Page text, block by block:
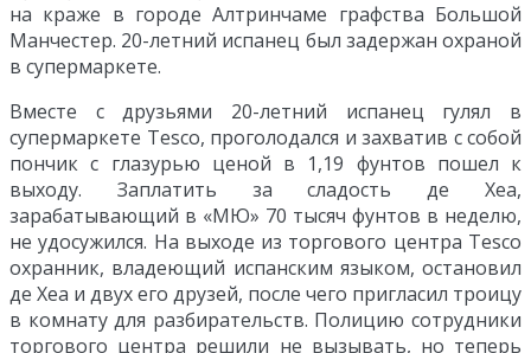
на краже в городе Алтринчаме графства Большой
Манчестер. 20-летний испанец был задержан охраной
в супермаркете.
Вместе с друзьями 20-летний испанец гулял в
супермаркете Tesco, проголодался и захватив с собой
пончик с глазурью ценой в 1,19 фунтов пошел к
выходу. Заплатить за сладость де Хеа,
зарабатывающий в «МЮ» 70 тысяч фунтов в неделю,
не удосужился. На выходе из торгового центра Tesco
охранник, владеющий испанским языком, остановил
де Хеа и двух его друзей, после чего пригласил троицу
в комнату для разбирательств. Полицию сотрудники
торгового центра решили не вызывать, но теперь